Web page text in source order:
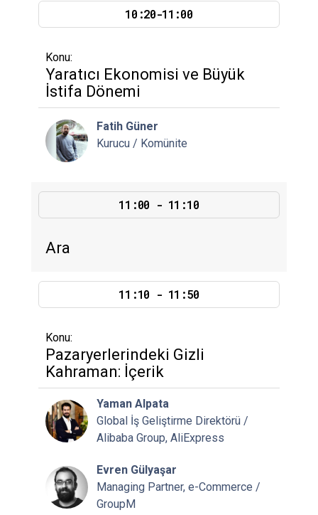
10:20-11:00
Konu:
Yaratıcı Ekonomisi ve Büyük
İstifa Dönemi
Fatih Güner
Kurucu / Komünite
11:00 - 11:10
Ara
11:10 - 11:50
Konu:
Pazaryerlerindeki Gizli
Kahraman: İçerik
Yaman Alpata
Global İş Geliştirme Direktörü /
Alibaba Group, AliExpress
Evren Gülyaşar
Managing Partner, e-Commerce /
GroupM